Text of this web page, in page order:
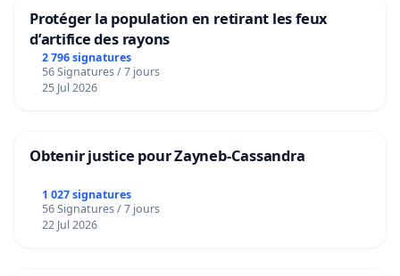
Protéger la population en retirant les feux
d’artifice des rayons
2 796 signatures
56 Signatures / 7 jours
25 Jul 2026
Obtenir justice pour Zayneb-Cassandra
1 027 signatures
56 Signatures / 7 jours
22 Jul 2026